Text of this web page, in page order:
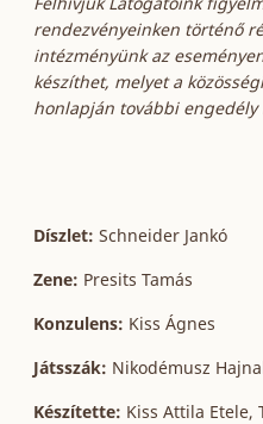
rendezvényeinken történő
intézményünk az
készíthet, melyet a
honlapján további
Díszlet: Schneider Jankó
Zene: Presits Tamás
Konzulens: Kiss Ágnes
Játsszák: Nikodémusz
Készítette: Kiss Attila Etele,